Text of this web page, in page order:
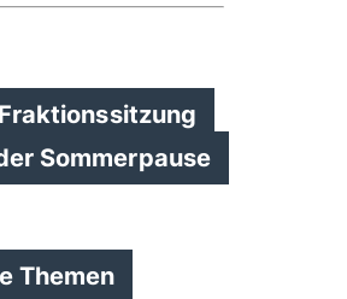
Sommerpause
Themen